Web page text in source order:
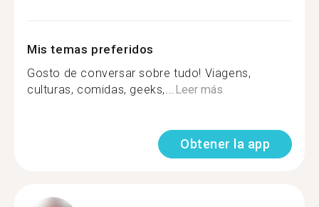
Mis temas preferidos
Gosto de conversar sobre tudo! Viagens,
culturas, comidas, geeks,...Leer más
Obtener la app